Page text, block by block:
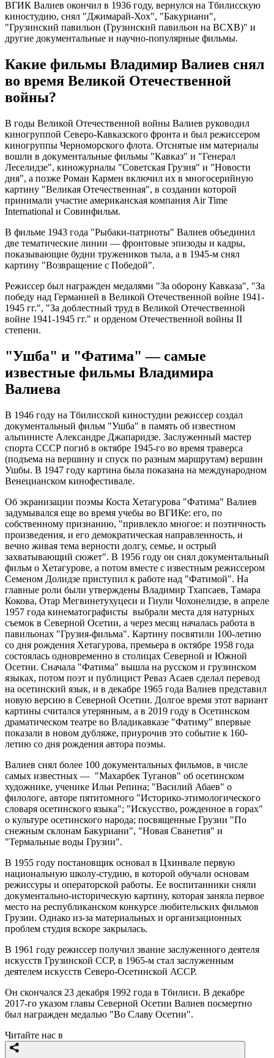
ВГИК Валиев окончил в 1936 году, вернулся на Тбилисскую
киностудию, снял "Джимарай-Хох", "Бакуриани",
"Грузинский павильон (Грузинский павильон на ВСХВ)" и
другие документальные и научно-популярные фильмы.
Какие фильмы Владимир Валиев снял
во время Великой Отечественной
войны?
В годы Великой Отечественной войны Валиев руководил
киногруппой Северо-Кавказского фронта и был режиссером
киногруппы Черноморского флота. Отснятые им материалы
вошли в документальные фильмы "Кавказ" и "Генерал
Леселидзе", киножурналы "Советская Грузия" и "Новости
дня", а позже Роман Кармен включил их в многосерийную
картину "Великая Отечественная", в создании которой
принимали участие американская компания Air Time
International и Совинфильм.
В фильме 1943 года "Рыбаки-патриоты" Валиев объединил
две тематические линии — фронтовые эпизоды и кадры,
показывающие будни тружеников тыла, а в 1945-м снял
картину "Возвращение с Победой".
Режиссер был награжден медалями "За оборону Кавказа", "За
победу над Германией в Великой Отечественной войне 1941-
1945 гг.", "За доблестный труд в Великой Отечественной
войне 1941-1945 гг." и орденом Отечественной войны II
степени.
"Ушба" и "Фатима" — самые
известные фильмы Владимира
Валиева
В 1946 году на Тбилисской киностудии режиссер создал
документальный фильм "Ушба" в память об известном
альпинисте Александре Джапаридзе. Заслуженный мастер
спорта СССР погиб в октябре 1945-го во время траверса
(подъема на вершину и спуск по разным маршрутам) вершин
Ушбы. В 1947 году картина была показана на международном
Венецианском кинофестивале.
Об экранизации поэмы Коста Хетагурова "Фатима" Валиев
задумывался еще во время учебы во ВГИКе: его, по
собственному признанию, "привлекло многое: и поэтичность
произведения, и его демократическая направленность, и
вечно живая тема верности долгу, семье, и острый
захватывающий сюжет". В 1956 году он снял документальный
фильм о Хетагурове, а потом вместе с известным режиссером
Семеном Долидзе приступил к работе над "Фатимой". На
главные роли были утверждены Владимир Тхапсаев, Тамара
Кокова, Отар Мегвинетухуцеси и Гиули Чохонелидзе, в апреле
1957 года кинематографисты выбрали места для натурных
съемок в Северной Осетии, а через месяц началась работа в
павильонах "Грузия-фильма". Картину посвятили 100-летию
со дня рождения Хетагурова, премьера в октябре 1958 года
состоялась одновременно в столицах Северной и Южной
Осетии. Сначала "Фатима" вышла на русском и грузинском
языках, потом поэт и публицист Реваз Асаев сделал перевод
на осетинский язык, и в декабре 1965 года Валиев представил
новую версию в Северной Осетии. Долгое время этот вариант
картины считался утерянным, а в 2019 году в Осетинском
драматическом театре во Владикавказе "Фатиму" впервые
показали в новом дубляже, приурочив это событие к 160-
летию со дня рождения автора поэмы.
Валиев снял более 100 документальных фильмов, в числе
самых известных — "Махарбек Туганов" об осетинском
художнике, ученике Ильи Репина; "Василий Абаев" о
филологе, авторе пятитомного "Историко-этимологического
словаря осетинского языка"; "Искусство, рожденное в горах"
о культуре осетинского народа; посвященные Грузии "По
снежным склонам Бакуриани", "Новая Сванетия" и
"Термальные воды Грузии".
В 1955 году постановщик основал в Цхинвале первую
национальную школу-студию, в которой обучали основам
режиссуры и операторской работы. Ее воспитанники сняли
документально-историческую картину, которая заняла первое
место на республиканском конкурсе любительских фильмов
Грузии. Однако из-за материальных и организационных
проблем студия вскоре закрылась.
В 1961 году режиссер получил звание заслуженного деятеля
искусств Грузинской ССР, в 1965-м стал заслуженным
деятелем искусств Северо-Осетинской АССР.
Он скончался 23 декабря 1992 года в Тбилиси. В декабре
2017-го указом главы Северной Осетии Валиев посмертно
был награжден медалью "Во Славу Осетии".
Читайте нас в